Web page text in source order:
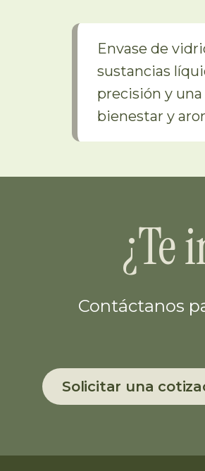
Envase de
sustancias
precisión y
bienestar y
¿Te
Contáctanos
Solicitar una